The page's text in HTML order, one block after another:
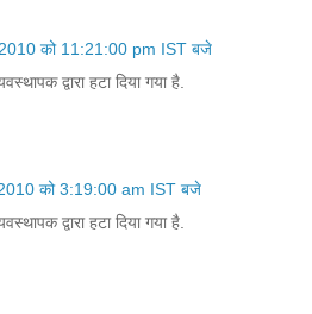
2010 को 11:21:00 pm IST बजे
द्वारा हटा दिया गया है.
2010 को 3:19:00 am IST बजे
द्वारा हटा दिया गया है.